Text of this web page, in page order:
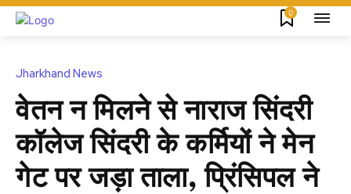
0
Jharkhand News
वेतन न मिलने से नाराज सिंदरी
कॉलेज सिंदरी के कर्मियों ने मेन
गेट पर जड़ा ताला, प्रिंसिपल ने